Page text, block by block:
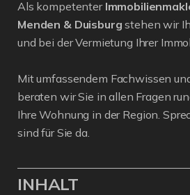
Als kompetenter
Menden & Duisburg stehen wir
und bei der Vermietung Ihrer
Mit umfassendem Fachwissen
beraten wir Sie in allen Fragen
Ihre Wohnung in der Region.
sind für Sie da.
INHALT